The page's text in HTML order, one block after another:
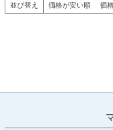
並び替え 価格が安い順 価